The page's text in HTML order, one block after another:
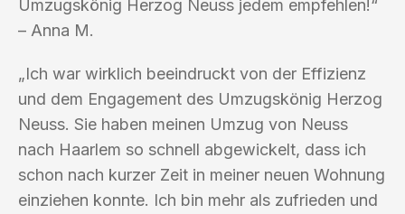
Umzugskönig Herzog Neuss jedem empfehlen!“
– Anna M.
„Ich war wirklich beeindruckt von der Effizienz
und dem Engagement des Umzugskönig Herzog
Neuss. Sie haben meinen Umzug von Neuss
nach Haarlem so schnell abgewickelt, dass ich
schon nach kurzer Zeit in meiner neuen Wohnung
einziehen konnte. Ich bin mehr als zufrieden und